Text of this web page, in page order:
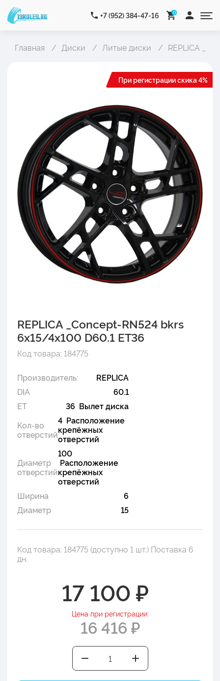
+7 (952) 384-47-16 0
Главная Диски Литые диски REPLICA
REPLICA _Concept-RN524 bkrs
6x15/4x100 D60.1 ET36
Код товара: 184775
Производитель:
REPLICA
DIA
60.1
ET
36 Вылет диска
Kол-во
отверстий
4 Расположение
крепёжных
отверстий
Диаметр
отверстий
100
Расположение
крепёжных
отверстий
Ширина
6
Диаметр
15
Код товара: 184775 (доступно 1 шт.) Поставка 6
дн.
17 100 ₽
Цена при регистрации:
16 416 ₽
При регистрации скика 4%